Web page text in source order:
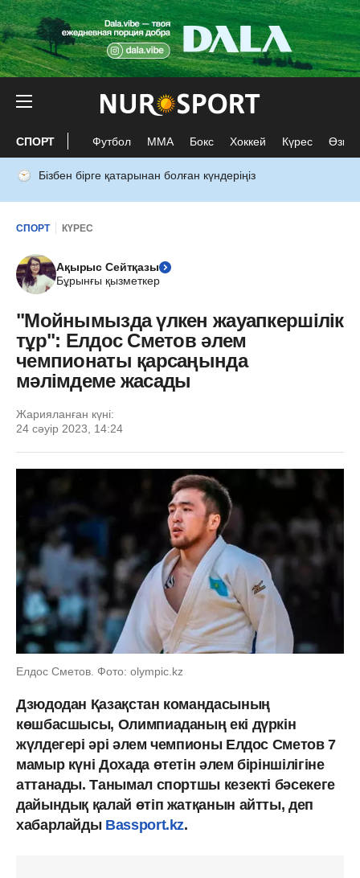
СПОРТ Футбол ММА Бокс Хоккей Күрес Өзге
Бізбен бірге қатарынан болған күндеріңіз
СПОРТ КҮРЕС
Ақырыс Сейтқазы
Бұрынғы қызметкер
"Мойнымызда үлкен жауапкершілік
тұр": Елдос Сметов әлем
чемпионаты қарсаңында
мәлімдеме жасады
Жарияланған күні:
24 сәуір 2023, 14:24
Елдос Сметов. Фото: olympic.kz
Дзюдодан Қазақстан командасының
көшбасшысы, Олимпиаданың екі дүркін
жүлдегері әрі әлем чемпионы Елдос Сметов 7
мамыр күні Дохада өтетін әлем біріншілігіне
аттанады. Танымал спортшы кезекті бәсекеге
дайындық қалай өтіп жатқанын айтты, деп
хабарлайды Bassport.kz.